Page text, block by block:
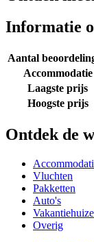
Informatie
Aantal
Accommodatie
Laagste prijs
Hoogste prijs
Ontdek de
Vluchten
Pakketten
Auto's
Overig